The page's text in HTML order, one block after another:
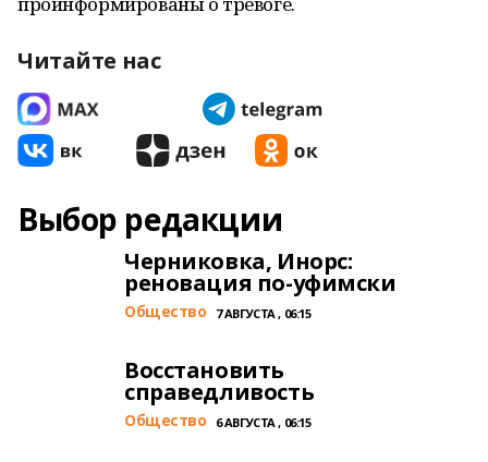
Читайте нас
Выбор редакции
Черниковка, Инорс:
реновация по-уфимски
Общество 7 АВГУСТА , 06:15
Восстановить
справедливость
Общество 6 АВГУСТА , 06:15